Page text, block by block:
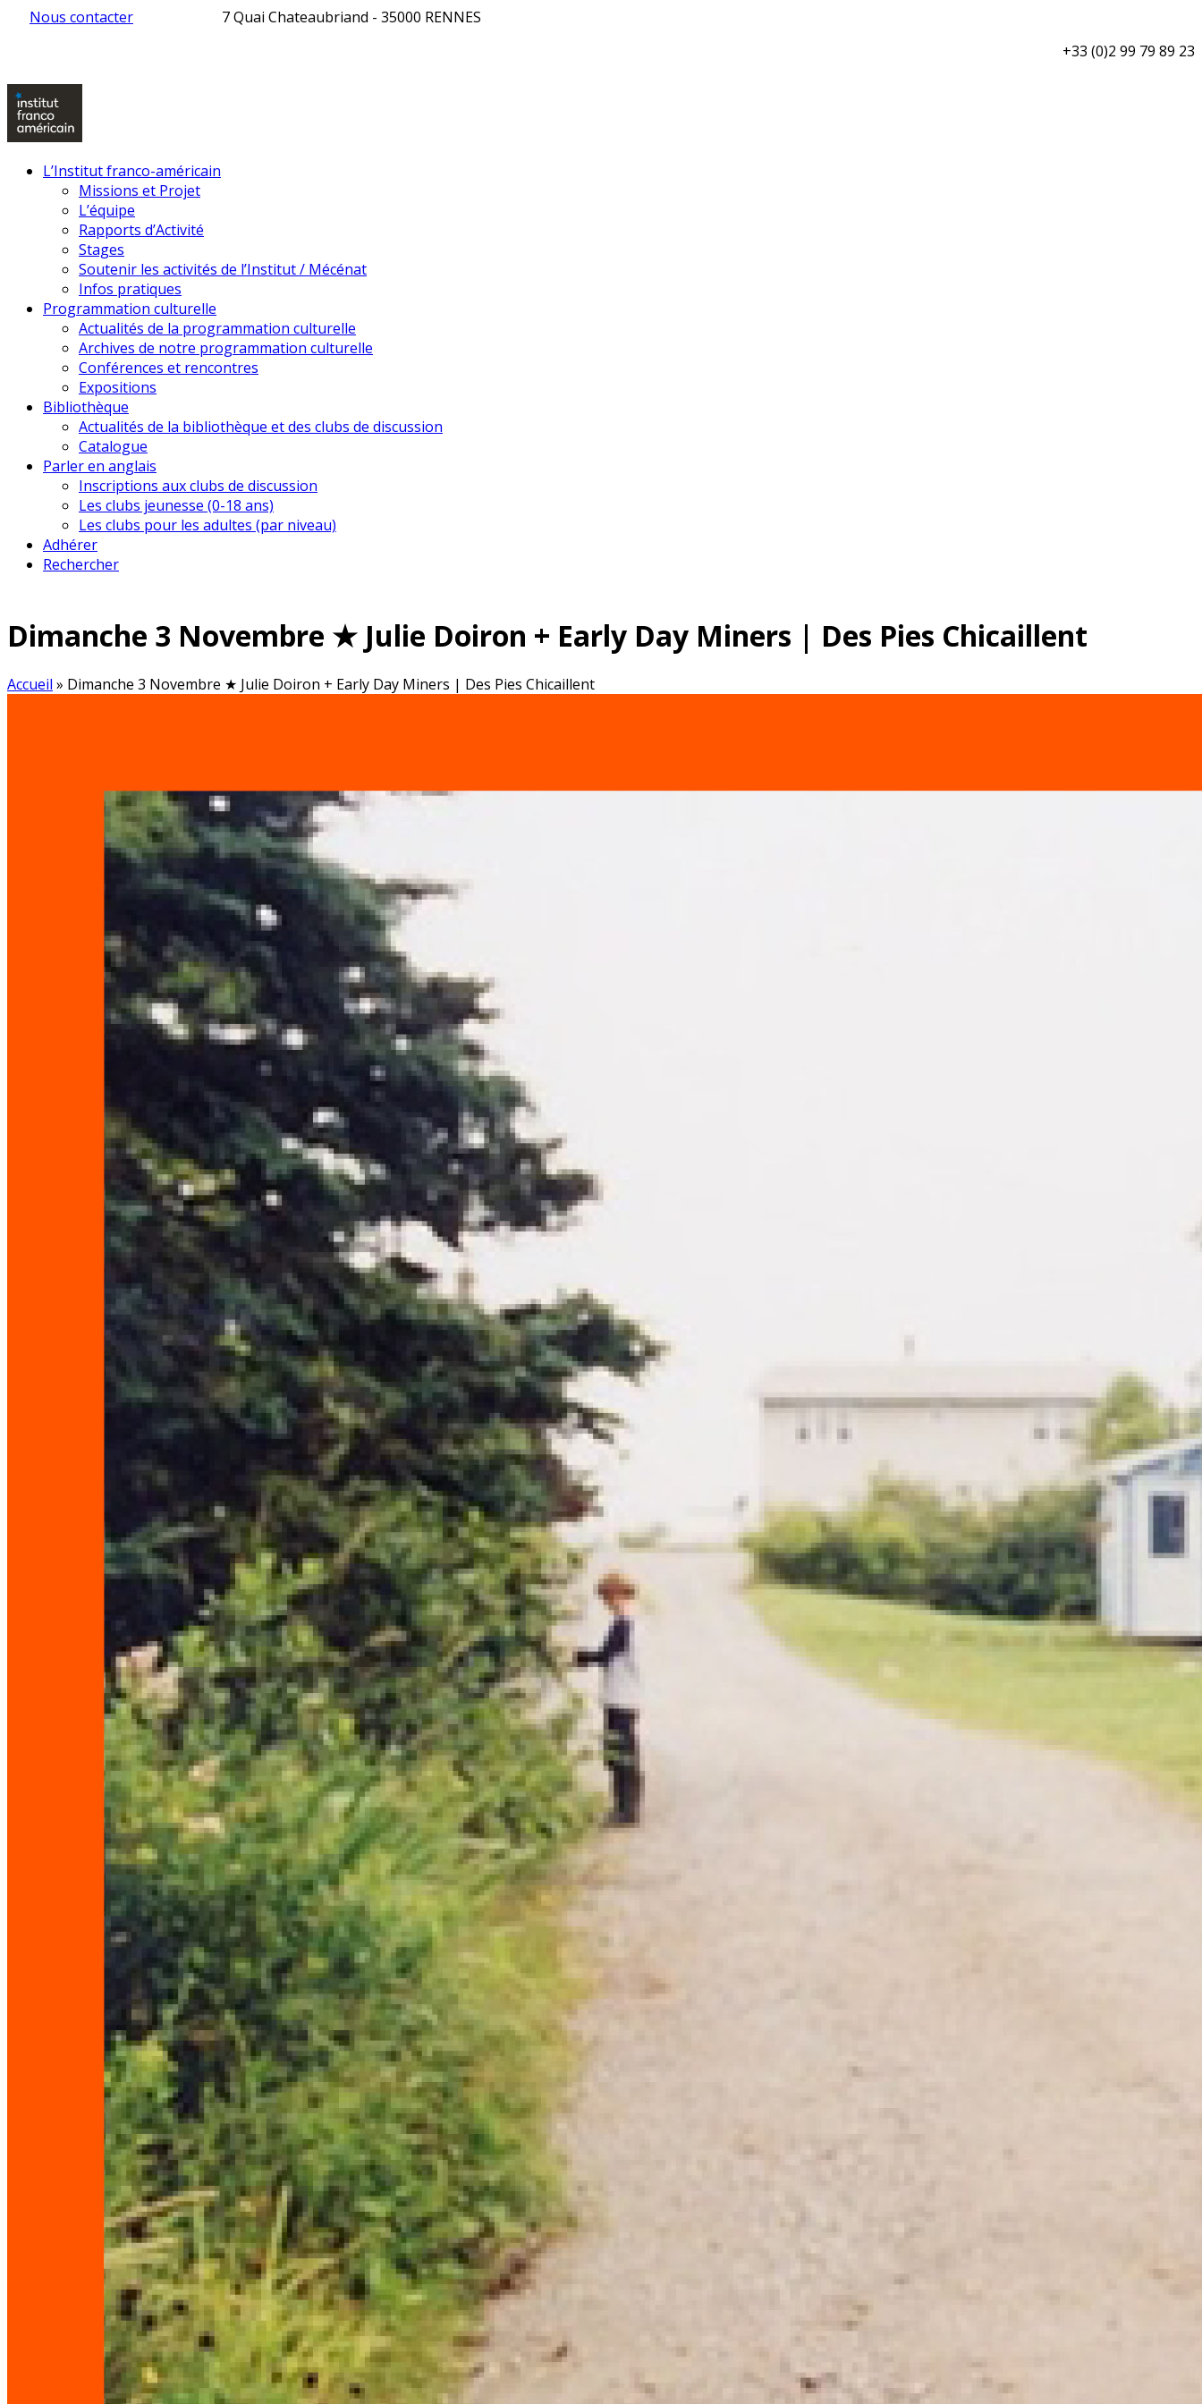
Nous contacter
7 Quai Chateaubriand - 35000 RENNES
+33 (0)2 99 79 89 23
L’Institut franco-américain
Missions et Projet
L’équipe
Rapports d’Activité
Stages
Soutenir les activités de l’Institut / Mécénat
Infos pratiques
Programmation culturelle
Actualités de la programmation culturelle
Archives de notre programmation culturelle
Conférences et rencontres
Expositions
Bibliothèque
Actualités de la bibliothèque et des clubs de discussion
Catalogue
Parler en anglais
Inscriptions aux clubs de discussion
Les clubs jeunesse (0-18 ans)
Les clubs pour les adultes (par niveau)
Adhérer
Rechercher
Dimanche 3 Novembre ★ Julie Doiron + Early Day Miners | Des Pies Chicaillent
Accueil » Dimanche 3 Novembre ★ Julie Doiron + Early Day Miners | Des Pies Chicaillent